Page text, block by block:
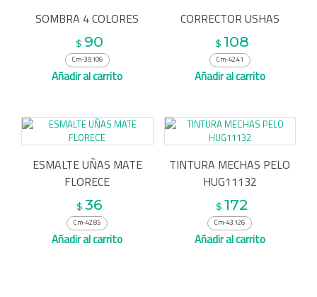
SOMBRA 4 COLORES
$ 90
Cm-39.106
Añadir al carrito
CORRECTOR USHAS
$ 108
Cm-42.41
Añadir al carrito
ESMALTE UÑAS MATE
FLORECE
$ 36
Cm-42.85
Añadir al carrito
TINTURA MECHAS PELO
HUG11132
$ 172
Cm-43.126
Añadir al carrito